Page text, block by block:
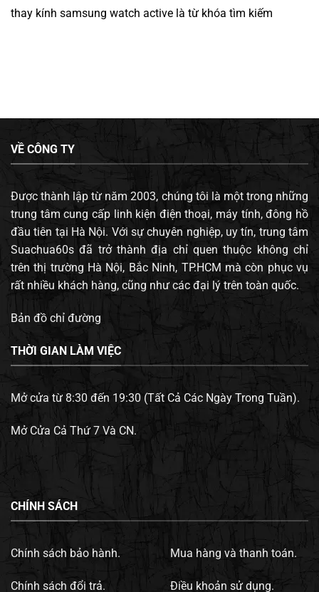
thay kính samsung watch active là từ khóa tìm kiếm
VỀ CÔNG TY
Được thành lập từ năm 2003, chúng tôi là một trong những
trung tâm cung cấp linh kiện điện thoại, máy tính, đông hồ
đầu tiên tại Hà Nội. Với sự chuyên nghiệp, uy tín, trung tâm
Suachua60s đã trở thành địa chỉ quen thuộc không chỉ
trên thị trường Hà Nội, Bắc Ninh, TP.HCM mà còn phục vụ
rất nhiều khách hàng, cũng như các đại lý trên toàn quốc.
Bản đồ chỉ đường
THỜI GIAN LÀM VIỆC
Mở cửa từ 8:30 đến 19:30 (Tất Cả Các Ngày Trong Tuần).
Mở Cửa Cả Thứ 7 Và CN.
CHÍNH SÁCH
Chính sách bảo hành.
Chính sách đổi trả.
Mua hàng và thanh toán.
Điều khoản sử dụng.